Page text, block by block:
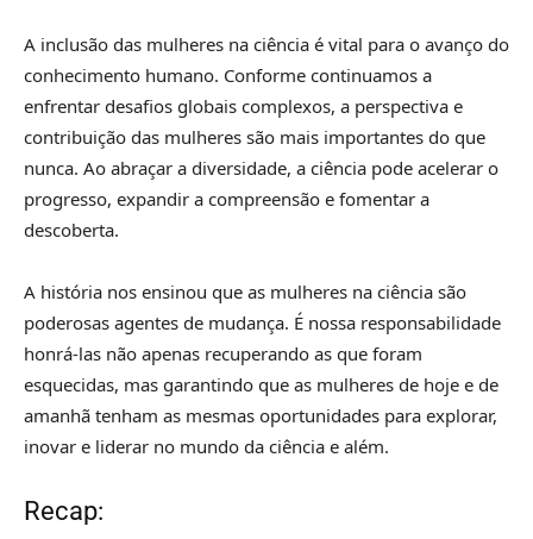
A inclusão das mulheres na ciência é vital para o avanço do
conhecimento humano. Conforme continuamos a
enfrentar desafios globais complexos, a perspectiva e
contribuição das mulheres são mais importantes do que
nunca. Ao abraçar a diversidade, a ciência pode acelerar o
progresso, expandir a compreensão e fomentar a
descoberta.
A história nos ensinou que as mulheres na ciência são
poderosas agentes de mudança. É nossa responsabilidade
honrá-las não apenas recuperando as que foram
esquecidas, mas garantindo que as mulheres de hoje e de
amanhã tenham as mesmas oportunidades para explorar,
inovar e liderar no mundo da ciência e além.
Recap: